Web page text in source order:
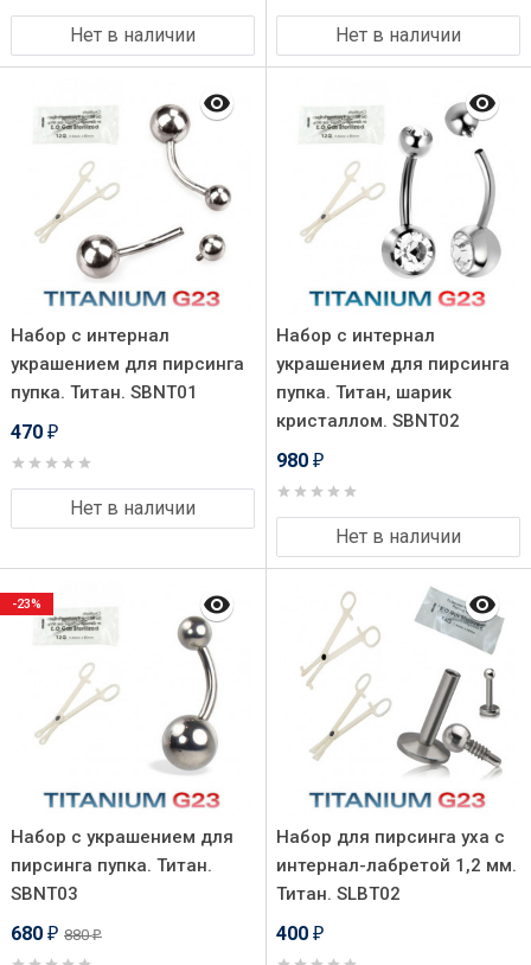
Нет в наличии Нет в наличии
Набор с интернал
украшением для пирсинга
пупка. Титан. SBNT01
470 ₽
Нет в наличии
Набор с интернал
украшением для пирсинга
пупка. Титан, шарик
кристаллом. SBNT02
980 ₽
Нет в наличии
Набор с украшением для
пирсинга пупка. Титан.
SBNT03
680 ₽ 880₽
-23%
Набор для пирсинга уха с
интернал-лабретой 1,2 мм.
Титан. SLBT02
400 ₽